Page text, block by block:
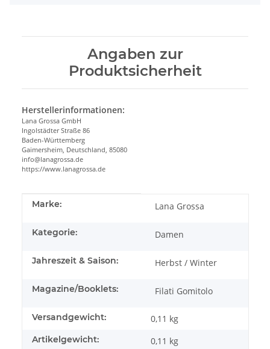
Angaben zur
Produktsicherheit
Herstellerinformationen:
Lana Grossa GmbH
Ingolstädter Straße 86
Baden-Württemberg
Gaimersheim, Deutschland, 85080
info@lanagrossa.de
https://www.lanagrossa.de
Produkteigenschaft
Wert
Marke: Lana Grossa
Kategorie: Damen
Jahreszeit & Saison: Herbst / Winter
Magazine/Booklets: Filati Gomitolo
Versandgewicht: 0,11 kg
Artikelgewicht: 0,11 kg